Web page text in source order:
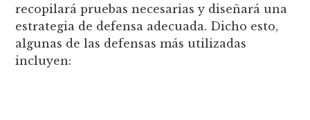
recopilará pruebas necesarias y diseñará una
estrategia de defensa adecuada. Dicho esto,
algunas de las defensas más utilizadas
incluyen: